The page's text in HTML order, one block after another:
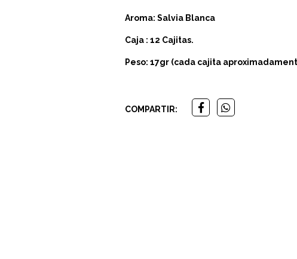
Aroma: Salvia Blanca
Caja : 12 Cajitas.
Peso: 17gr (cada cajita
COMPARTIR: